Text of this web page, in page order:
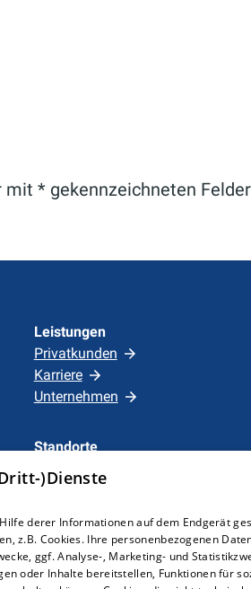
mit * gekennzeichneten
Leistungen
Privatkunden
Karriere
Unternehmen
Standorte
Löhne
)Dienste
derer Informationen auf dem Endgerät
z.B. Cookies. Ihre personenbezogenen
ggf. Analyse-, Marketing- und
oder Inhalte bereitstellen, Funktionen für